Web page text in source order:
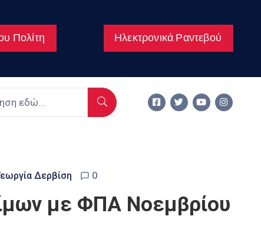
Πολίτη Ηλεκτρονικά Ραντεβού
Δερβίση 0
με ΦΠΑ Νοεμβρίου